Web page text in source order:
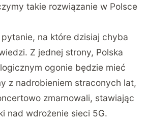
takie rozwiązanie w Polsce
na które dzisiaj chyba
Z jednej strony, Polska
ogonie będzie mieć
z nadrobieniem straconych lat,
zmarnowali, stawiając
nad wdrożenie sieci 5G.